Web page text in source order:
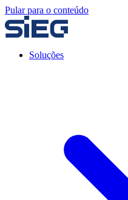
Pular para o conteúdo
Soluções